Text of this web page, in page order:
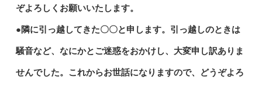
ぞよろしくお願いいたします。
●隣に引っ越してきた〇〇と申します。引っ越しのときは
騒音など、なにかとご迷惑をおかけし、大変申し訳ありま
せんでした。これからお世話になりますので、どうぞよろ